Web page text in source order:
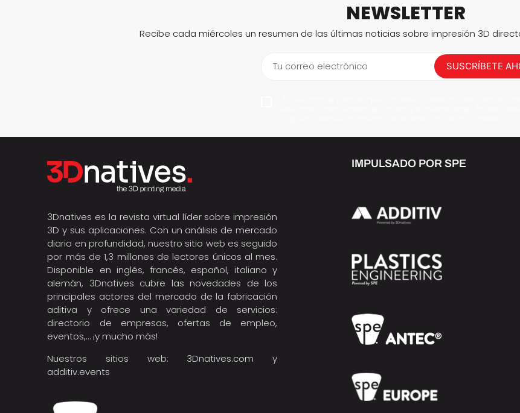
NEWSLETTER
Recibe cada miércoles un resumen de las últimas noticias sobre impresión 3D
Tu correo electrónico SUSCRÍBETE
3Dnatives es la revista virtual líder sobre impresión
3D y sus aplicaciones. Con un análisis de mercado
diario en profundidad, nuestro sitio web es seguido
por más de 1,3 millones de lectores únicos al mes.
Disponible en inglés, francés, español, italiano y
alemán, 3Dnatives cubre las novedades de los
principales actores del mercado de la fabricación
aditiva y ofrece una variedad de servicios:
directorio de empresas, ofertas de empleo,
eventos,… ¡y mucho más!
Nuestros sitios web: 3Dnatives.com y
additiv.events
IMPULSADO POR SPE